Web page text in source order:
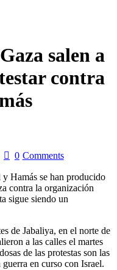
salen a
contra
0 Comments
Hamás se han producido
contra la organización
sigue siendo un
de Jabaliya, en el norte de
a las calles el martes
de las protestas son las
en curso con Israel.